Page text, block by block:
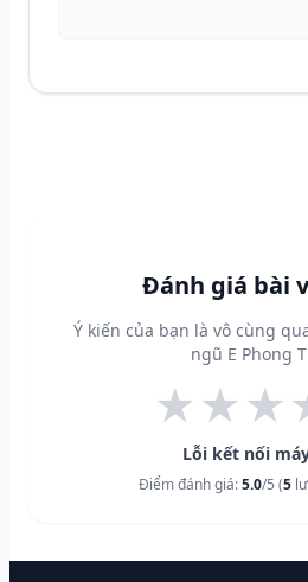
Đánh giá bài
Ý kiến của bạn là vô cùng
ngũ E Phong
★★★
Lỗi kết nối
Điểm đánh giá:5.0/5 (5